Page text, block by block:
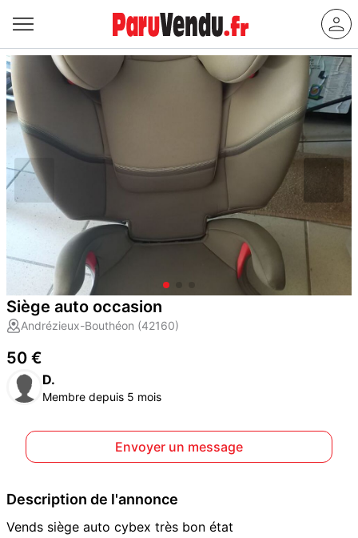
Siège auto occasion
Andrézieux-Bouthéon (42160)
50 €
D.
Membre depuis 5 mois
Envoyer un message
Description de l'annonce
Vends siège auto cybex très bon état